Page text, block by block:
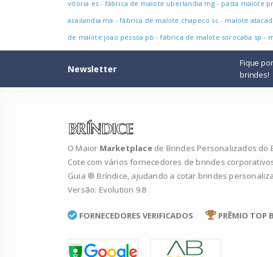
vitoria es - fábrica de malote uberlandia mg- pasta malote
acailandia ma -fábrica de malote chapeco sc- malote
de malote joao pessoa pb -fábrica de malote sorocaba sp -
Newsletter
Fique
brindes!
O Maior Marketplace de Brindes Personalizados do
Cote com vários fornecedores de brindes
Guia ® Bríndice, ajudando a cotar brindes
Versão: Evolution 9.8
FORNECEDORES VERIFICADOS PRÊMIO TOP